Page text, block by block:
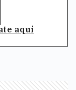
aquí